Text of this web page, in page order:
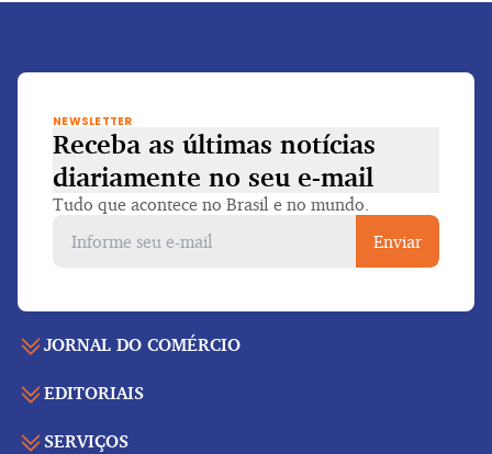
JORNAL DO COMÉRCIO
Capa
EDITORIAIS
Economia
SERVIÇOS
NEWSLETTER
Receba as últimas notícias
diariamente no seu e-mail
Tudo que acontece no Brasil e no mundo.
Enviar